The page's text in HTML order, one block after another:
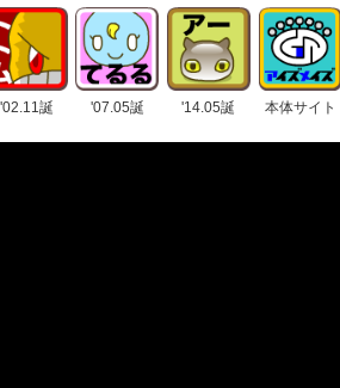
'02.11誕 '07.05誕 '14.05誕 本体サイト